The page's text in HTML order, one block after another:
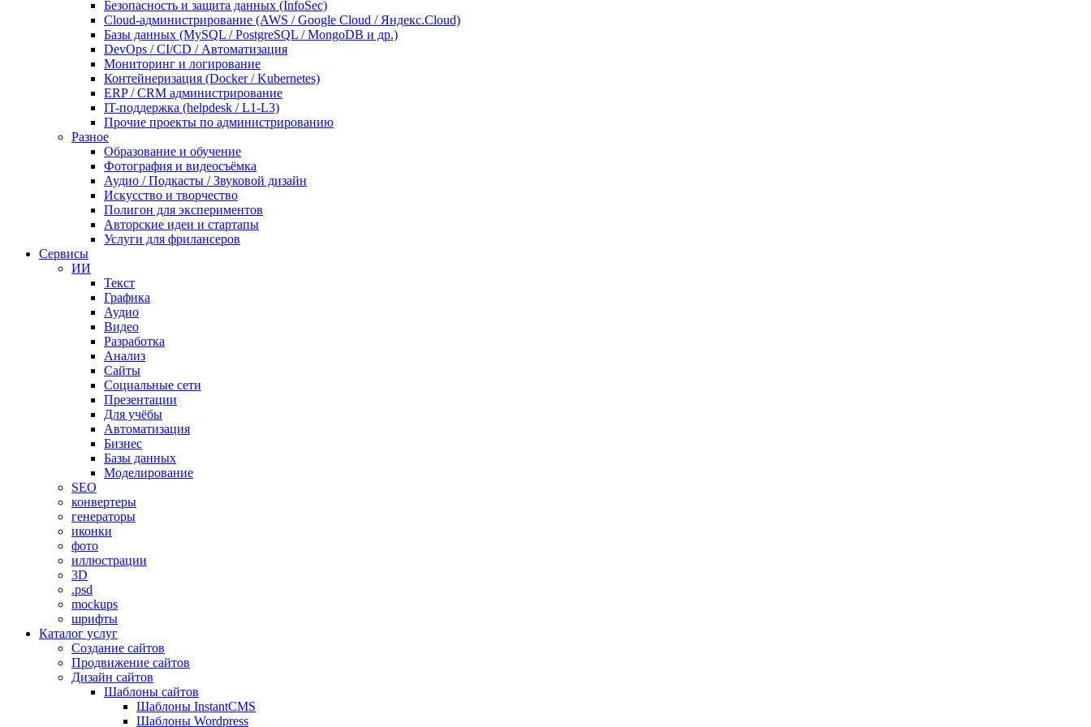
Безопасность и защита данных (InfoSec)
Cloud-администрирование (AWS / Google Cloud / Яндекс.Cloud)
Базы данных (MySQL / PostgreSQL / MongoDB и др.)
DevOps / CI/CD / Автоматизация
Мониторинг и логирование
Контейнеризация (Docker / Kubernetes)
ERP / CRM администрирование
IT-поддержка (helpdesk / L1-L3)
Прочие проекты по администрированию
Разное
Образование и обучение
Фотография и видеосъёмка
Аудио / Подкасты / Звуковой дизайн
Искусство и творчество
Полигон для экспериментов
Авторские идеи и стартапы
Услуги для фрилансеров
Сервисы
ИИ
Текст
Графика
Аудио
Видео
Разработка
Анализ
Сайты
Социальные сети
Презентации
Для учёбы
Автоматизация
Бизнес
Базы данных
Моделирование
SEO
конвертеры
генераторы
иконки
фото
иллюстрации
3D
.psd
mockups
шрифты
Каталог услуг
Создание сайтов
Продвижение сайтов
Дизайн сайтов
Шаблоны сайтов
Шаблоны InstantCMS
Шаблоны Wordpress